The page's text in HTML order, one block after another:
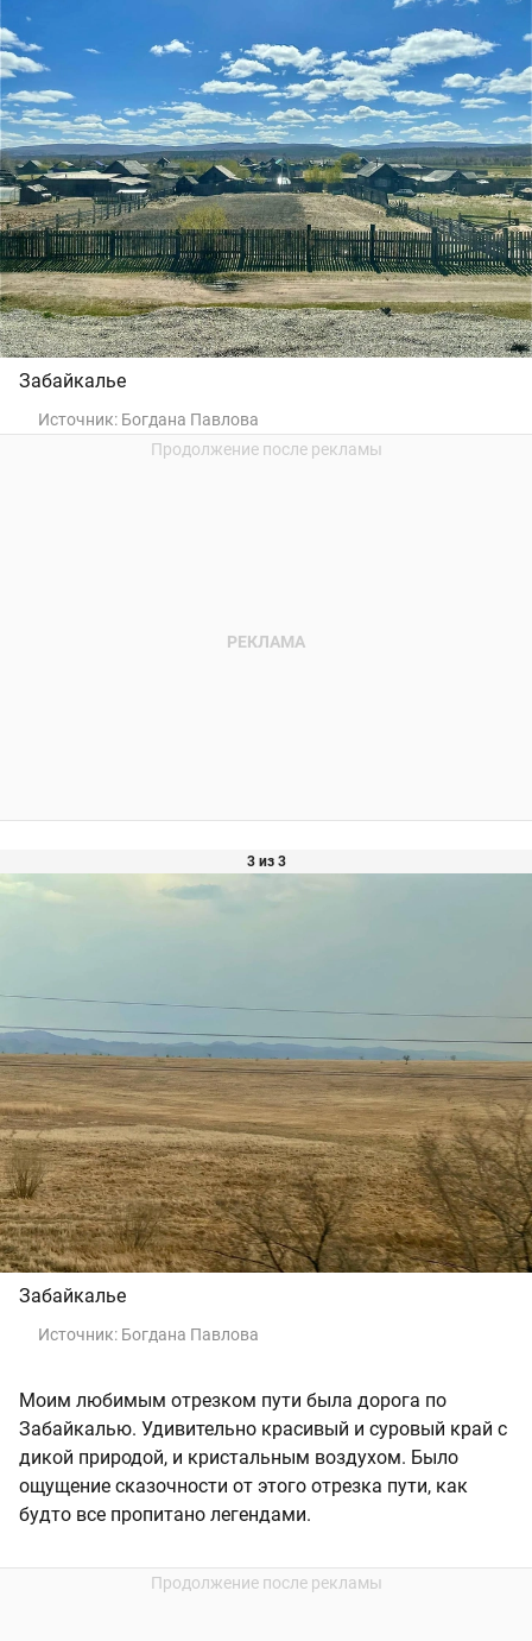
Забайкалье
Источник: Богдана Павлова
3 из 3
Забайкалье
Источник: Богдана Павлова
Моим любимым отрезком пути была дорога по
Забайкалью. Удивительно красивый и суровый край с
дикой природой, и кристальным воздухом. Было
ощущение сказочности от этого отрезка пути, как
будто все пропитано легендами.